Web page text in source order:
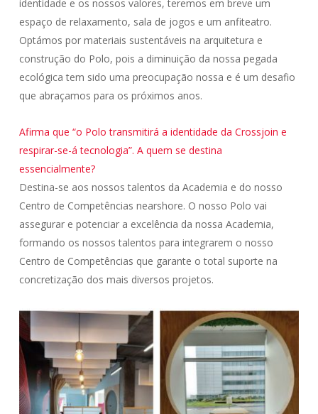
identidade e os nossos valores, teremos em breve um
espaço de relaxamento, sala de jogos e um anfiteatro.
Optámos por materiais sustentáveis na arquitetura e
construção do Polo, pois a diminuição da nossa pegada
ecológica tem sido uma preocupação nossa e é um desafio
que abraçamos para os próximos anos.
Afirma que “o Polo transmitirá a identidade da Crossjoin e
respirar-se-á tecnologia”. A quem se destina
essencialmente?
Destina-se aos nossos talentos da Academia e do nosso
Centro de Competências nearshore. O nosso Polo vai
assegurar e potenciar a excelência da nossa Academia,
formando os nossos talentos para integrarem o nosso
Centro de Competências que garante o total suporte na
concretização dos mais diversos projetos.